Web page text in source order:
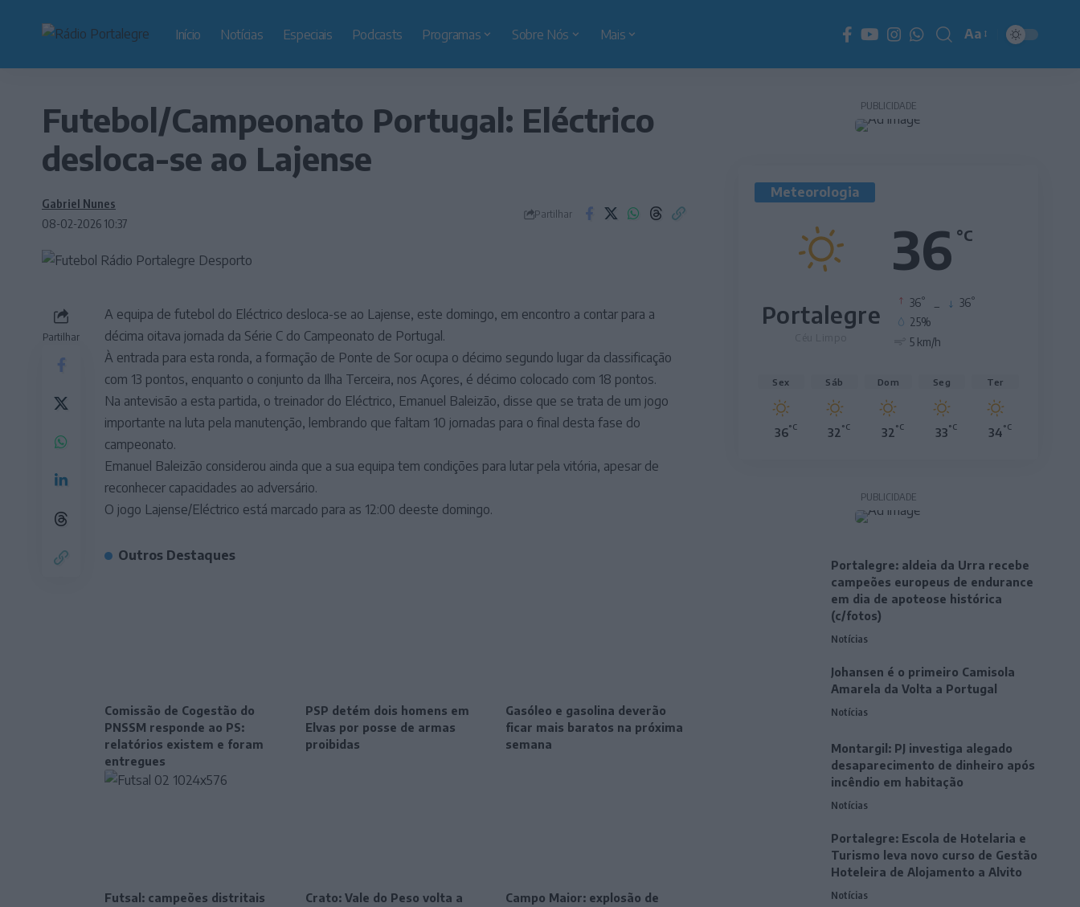
Início Notícias Especiais Podcasts Programas Sobre Nós Mais
Redimensionador
de
Aa
Futebol/Campeonato Portugal: Eléctrico
desloca-se ao Lajense
08-02-2026 10:37
Gabriel Nunes
Partilhar
Partilhar
A equipa de futebol do Eléctrico desloca-se ao Lajense, este domingo, em encontro a contar para a
décima oitava jornada da Série C do Campeonato de Portugal.
À entrada para esta ronda, a formação de Ponte de Sor ocupa o décimo segundo lugar da classificação
com 13 pontos, enquanto o conjunto da Ilha Terceira, nos Açores, é décimo colocado com 18 pontos.
Na antevisão a esta partida, o treinador do Eléctrico, Emanuel Baleizão, disse que se trata de um jogo
importante na luta pela manutenção, lembrando que faltam 10 jornadas para o final desta fase do
campeonato.
Emanuel Baleizão considerou ainda que a sua equipa tem condições para lutar pela vitória, apesar de
reconhecer capacidades ao adversário.
O jogo Lajense/Eléctrico está marcado para as 12:00 deeste domingo.
Outros Destaques
Comissão de Cogestão do
PNSSM responde ao PS:
relatórios existem e foram
entregues
PSP detém dois homens em
Elvas por posse de armas
proibidas
Gasóleo e gasolina deverão
ficar mais baratos na próxima
semana
Futsal: campeões distritais
Crato: Vale do Peso volta a
Campo Maior: explosão de
PUBLICIDADE
Meteorologia
36 °C
Portalegre 36° 36°
25%
5 km/h
Sex
36°C
Sáb
32°C
Dom
32°C
Seg
33°C
Ter
34°C
PUBLICIDADE
Portalegre: aldeia da Urra recebe
campeões europeus de endurance
em dia de apoteose histórica
(c/fotos)
Notícias
Johansen é o primeiro Camisola
Amarela da Volta a Portugal
Notícias
Montargil: PJ investiga alegado
desaparecimento de dinheiro após
incêndio em habitação
Notícias
Portalegre: Escola de Hotelaria e
Turismo leva novo curso de Gestão
Hoteleira de Alojamento a Alvito
Notícias